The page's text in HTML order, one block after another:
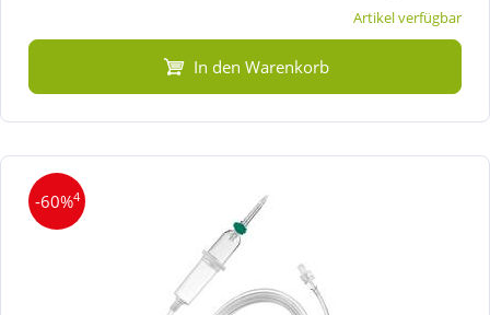
Artikel verfügbar
In den Warenkorb
-60%4